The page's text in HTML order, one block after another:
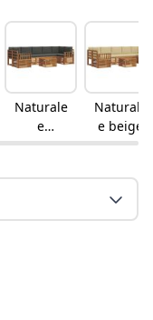
Naturale
e
antracite
Naturale
e beige